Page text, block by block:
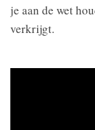
je aan de wet
verkrijgt.